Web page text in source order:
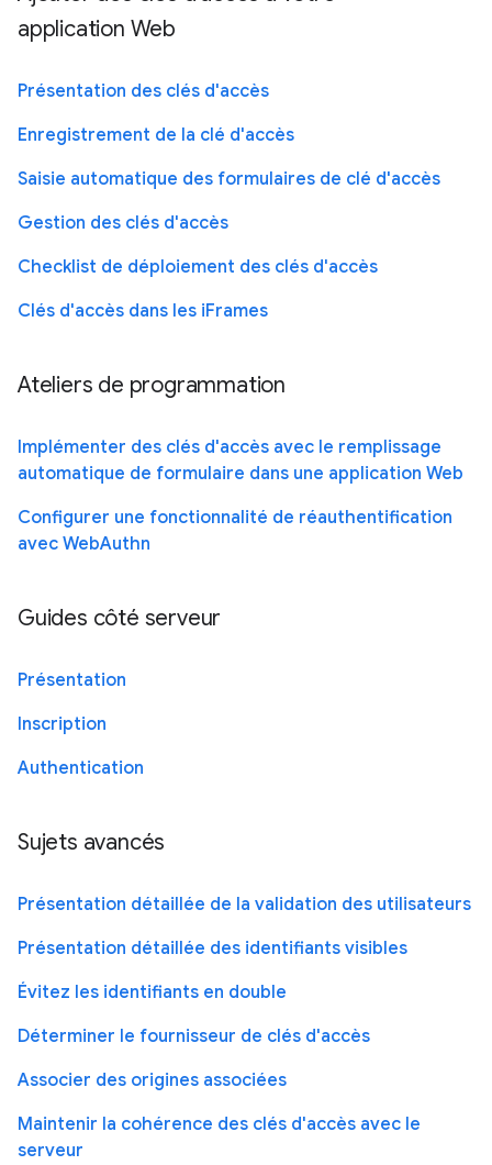
application Web
Présentation des clés d'accès
Enregistrement de la clé d'accès
Saisie automatique des formulaires de clé d'accès
Gestion des clés d'accès
Checklist de déploiement des clés d'accès
Clés d'accès dans les iFrames
Ateliers de programmation
Implémenter des clés d'accès avec le remplissage
automatique de formulaire dans une application Web
Configurer une fonctionnalité de réauthentification
avec WebAuthn
Guides côté serveur
Présentation
Inscription
Authentication
Sujets avancés
Présentation détaillée de la validation des utilisateurs
Présentation détaillée des identifiants visibles
Évitez les identifiants en double
Déterminer le fournisseur de clés d'accès
Associer des origines associées
Maintenir la cohérence des clés d'accès avec le
serveur